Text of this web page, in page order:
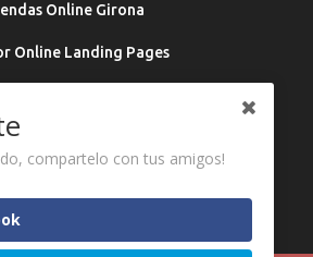
Online Girona
Online Landing Pages
compartelo con tus amigos!